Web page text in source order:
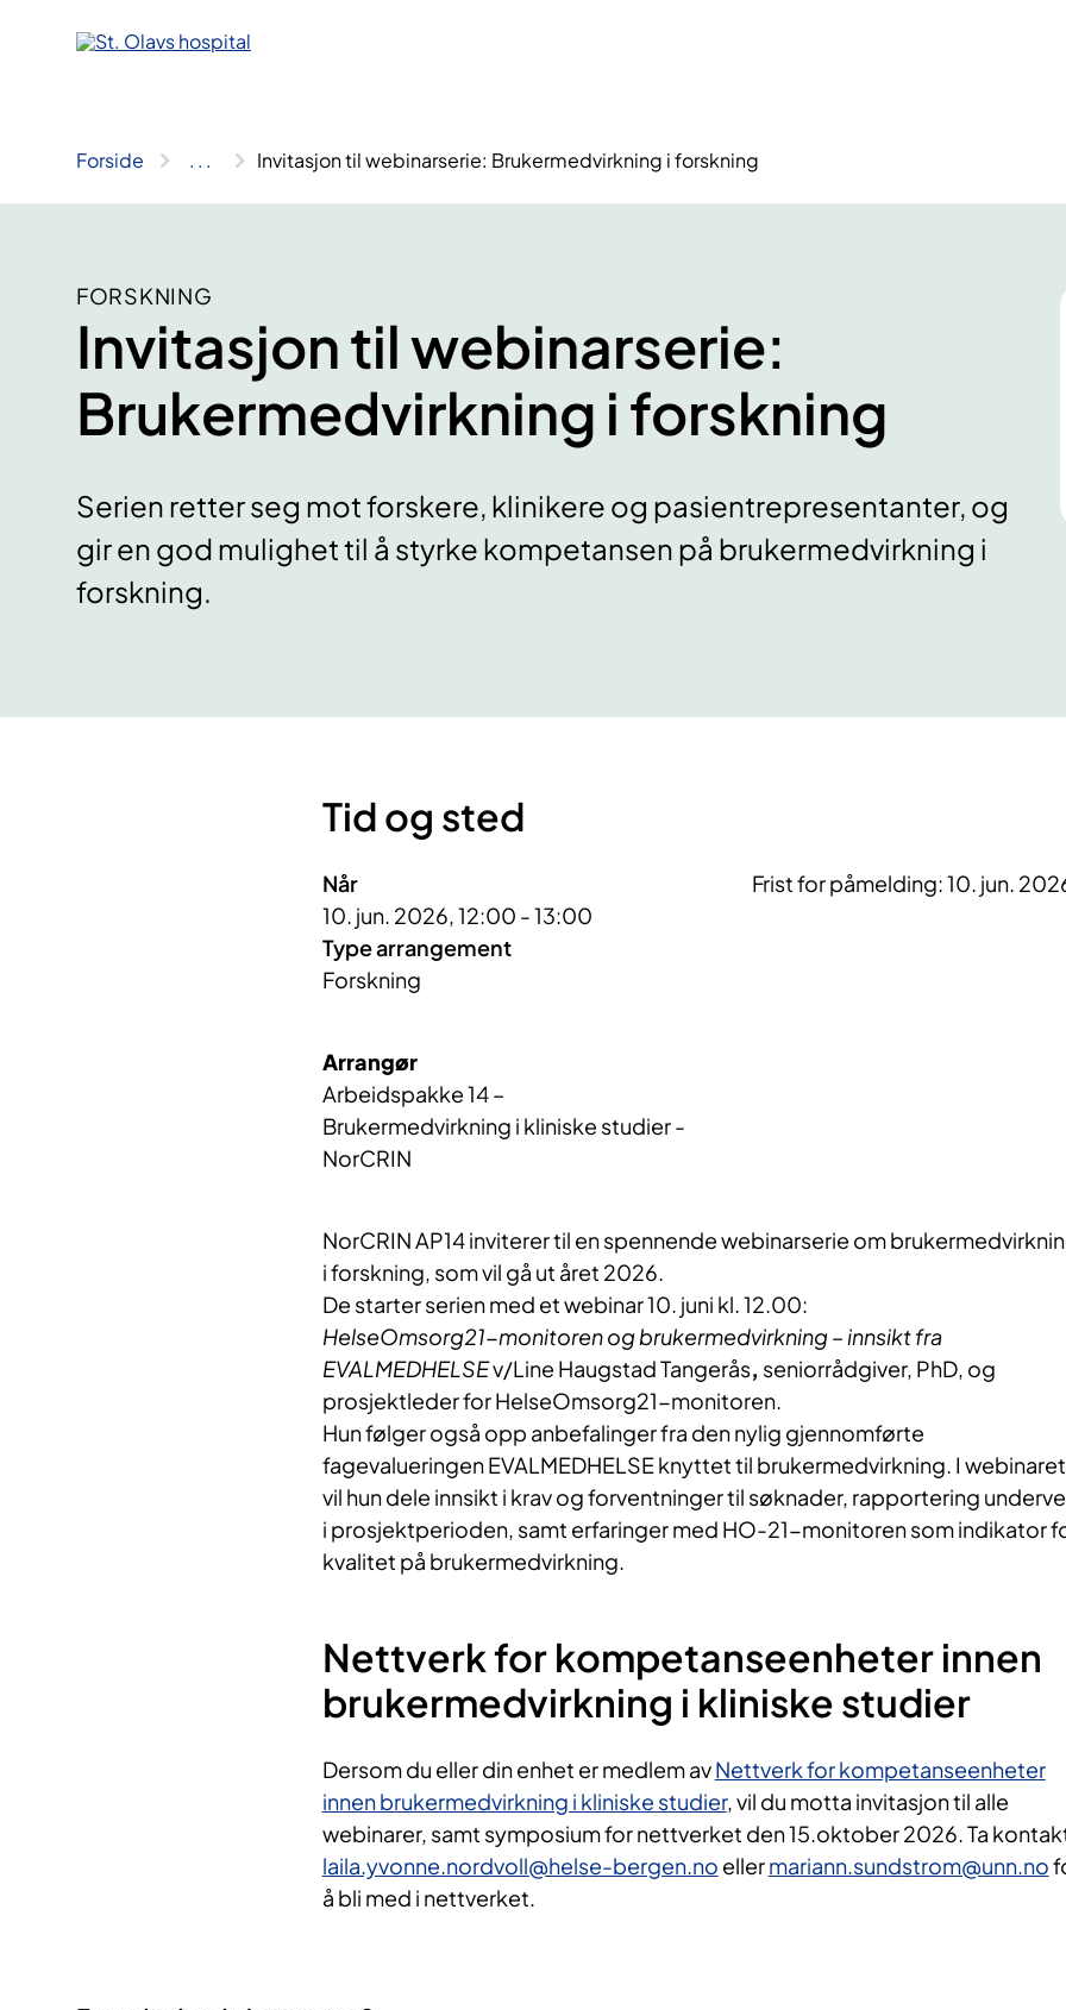
Forside .. . Invitasjon til webinarserie: Brukermedvirkning i forskning
FORSKNING
Invitasjon til webinarserie:
Brukermedvirkning i forskning
Serien retter seg mot forskere, klinikere og pasientrepresentanter, og
gir en god mulighet til å styrke kompetansen på brukermedvirkning i
forskning.
Tid og sted
Når
10. jun. 2026, 12:00 - 13:00
Type arrangement
Forskning
Frist for påmelding: 10. jun.
Arrangør
Arbeidspakke 14 –
Brukermedvirkning i kliniske studier -
NorCRIN
NorCRIN AP14 inviterer til en spennende webinarserie om
i forskning, som vil gå ut året 2026.
De starter serien med et webinar 10. juni kl. 12.00:
HelseOmsorg21-monitoren og brukermedvirkning – innsikt fra
EVALMEDHELSEv/Line Haugstad Tangerås, seniorrådgiver, PhD, og
prosjektleder for HelseOmsorg21-monitoren.
Hun følger også opp anbefalinger fra den nylig gjennomførte
fagevalueringen EVALMEDHELSE knyttet til brukermedvirkning. I webinaret
vil hun dele innsikt i krav og forventninger til søknader, rapportering
i prosjektperioden, samt erfaringer med HO-21-monitoren som indikator
kvalitet på brukermedvirkning.
Nettverk for kompetanseenheter innen
brukermedvirkning i kliniske studier
Dersom du eller din enhet er medlem avNettverk for kompetanseenheter
innen brukermedvirkning i kliniske studier, vil du motta invitasjon til alle
webinarer, samt symposium for nettverket den 15.oktober 2026. Ta
laila.yvonne.nordvoll@helse-bergen.no ellermariann.sundstrom@unn.no
å bli med i nettverket.